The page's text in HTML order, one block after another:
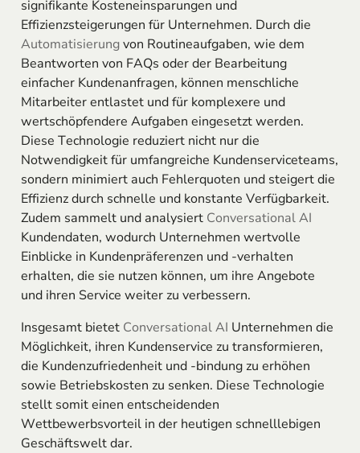
signifikante Kosteneinsparungen und
Effizienzsteigerungen für Unternehmen. Durch die
Automatisierungvon Routineaufgaben, wie dem
Beantworten von FAQs oder der Bearbeitung
einfacher Kundenanfragen, können menschliche
Mitarbeiter entlastet und für komplexere und
wertschöpfendere Aufgaben eingesetzt werden.
Diese Technologie reduziert nicht nur die
Notwendigkeit für umfangreiche Kundenserviceteams,
sondern minimiert auch Fehlerquoten und steigert die
Effizienz durch schnelle und konstante Verfügbarkeit.
Zudem sammelt und analysiert Conversational AI
Kundendaten, wodurch Unternehmen wertvolle
Einblicke in Kundenpräferenzen und -verhalten
erhalten, die sie nutzen können, um ihre Angebote
und ihren Service weiter zu verbessern.
Insgesamt bietet Conversational AI Unternehmen die
Möglichkeit, ihren Kundenservice zu transformieren,
die Kundenzufriedenheit und -bindung zu erhöhen
sowie Betriebskosten zu senken. Diese Technologie
stellt somit einen entscheidenden
Wettbewerbsvorteil in der heutigen schnelllebigen
Geschäftswelt dar.